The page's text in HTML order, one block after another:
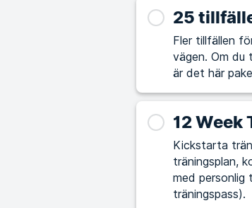
25
Fler tillfällen
vägen. Om du tycker att det är utmanande att själv lägga upp träningspass
är det här
12
Kickstarta
träningsplan,
med personlig
träningspass).